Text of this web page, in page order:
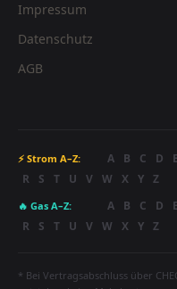
Impressum
Datenschutz
AGB
⚡ Strom A–Z: A B C D E
R
S T U V W X Y Z
🔥 Gas A–Z: A B C D E
R
S T U V W X Y Z
* Bei Vertragsabschluss über